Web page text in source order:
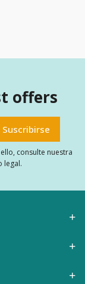
offers
consulte nuestra
legal.